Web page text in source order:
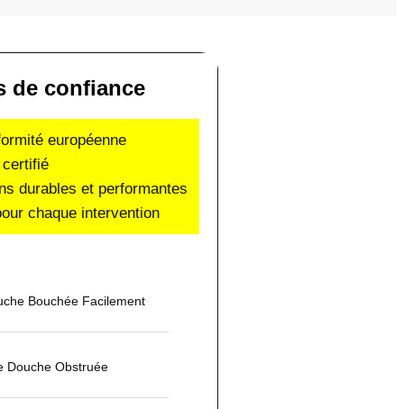
de confiance
européenne
certifié
durables et performantes
chaque intervention
Bouchée Facilement
Douche Obstruée